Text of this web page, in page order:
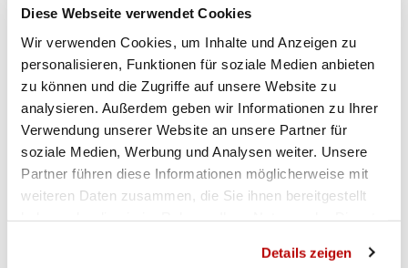
Diese Webseite verwendet Cookies
Wir verwenden Cookies, um Inhalte und Anzeigen zu
personalisieren, Funktionen für soziale Medien anbieten
zu können und die Zugriffe auf unsere Website zu
analysieren. Außerdem geben wir Informationen zu Ihrer
Verwendung unserer Website an unsere Partner für
soziale Medien, Werbung und Analysen weiter. Unsere
Partner führen diese Informationen möglicherweise mit
weiteren Daten zusammen, die Sie ihnen bereitgestellt
Details zeigen
Hollenweger 194, Nicola Krainer 193, Jasmin
Mischler 194, Dominic Mosimann 195, Beat Müller
194
Villmergen: Marcel Ackermann 192, Rafael
Bereuter 198, Stefan Bereuter 199, Bettina Bereuter
197, Rolf Denzler 197, Jörg Fankhauser 198, Silvia
Platz 193, Mathias Stöckli 195